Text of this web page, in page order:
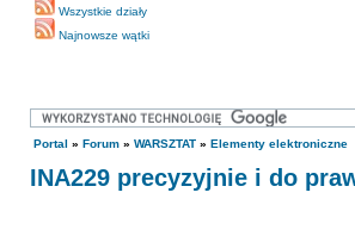
Wszystkie działy
Najnowsze wątki
Portal » Forum » WARSZTAT » Elementy elektroniczne
INA229 precyzyjnie i do